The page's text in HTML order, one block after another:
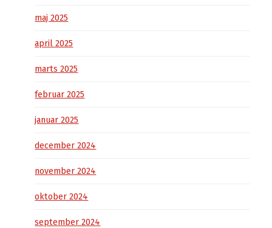
maj 2025
april 2025
marts 2025
februar 2025
januar 2025
december 2024
november 2024
oktober 2024
september 2024